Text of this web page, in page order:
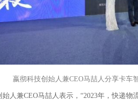
嬴彻科技创始人兼CEO马喆人 分享卡车
始人兼CEO马喆人表示，“2023年，快递